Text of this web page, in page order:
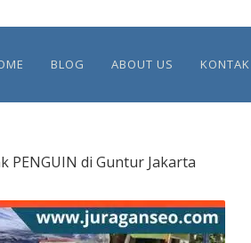
BLOG ABOUT US KONTAK
di Guntur Jakarta